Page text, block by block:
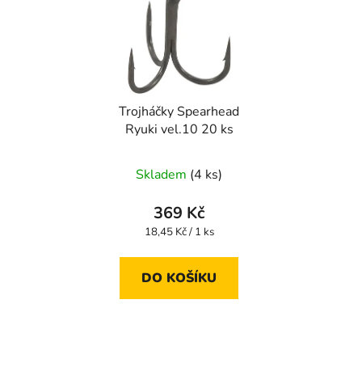
Trojháčky Spearhead
Ryuki vel.10 20 ks
Skladem (4 ks)
369 Kč
Měrná
18,45 Kč / 1 ks
DO KOŠÍKU